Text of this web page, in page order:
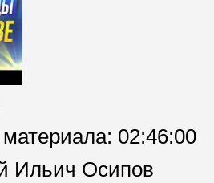
: 02:46:00
Ильич Осипов